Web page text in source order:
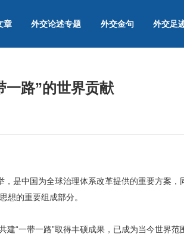
章 外交论述专题 外交金句 外交足
一路”的世界贡献
是中国为全球治理体系改革提供的重要方案，
想的重要组成部分。
“一带一路”取得丰硕成果，已成为当今世界范